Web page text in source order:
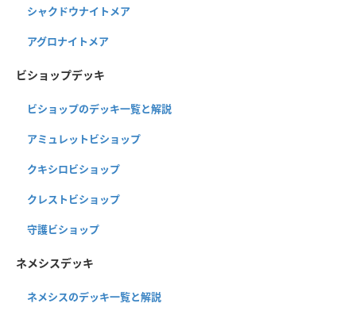
シャクドウナイトメア
アグロナイトメア
ビショップデッキ
ビショップのデッキ一覧と解説
アミュレットビショップ
クキシロビショップ
クレストビショップ
守護ビショップ
ネメシスデッキ
ネメシスのデッキ一覧と解説